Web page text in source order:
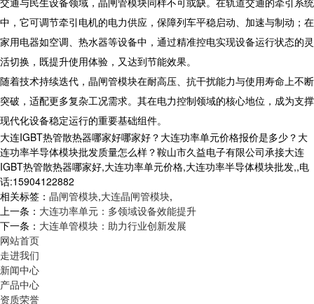
中，它可调节牵引电机的电力供应，保障列车平稳启动、加速与制动；在
家用电器如空调、热水器等设备中，通过精准控电实现设备运行状态的灵
活切换，既提升使用体验，又达到节能效果。
​ 随着技术持续迭代，晶闸管模块在耐高压、抗干扰能力与使用寿命上不断
突破，适配更多复杂工况需求。其在电力控制领域的核心地位，成为支撑
现代化设备稳定运行的重要基础组件。
大连IGBT热管散热器哪家好哪家好？大连功率单元价格报价是多少？大
连功率半导体模块批发质量怎么样？鞍山市久益电子有限公司承接大连
IGBT热管散热器哪家好,大连功率单元价格,大连功率半导体模块批发,,电
话:15904122882
相关标签： 晶闸管模块,大连晶闸管模块,
上一条： 大连功率单元：多领域设备效能提升
下一条： 大连单管模块：助力行业创新发展
网站首页
走进我们
新闻中心
产品中心
资质荣誉